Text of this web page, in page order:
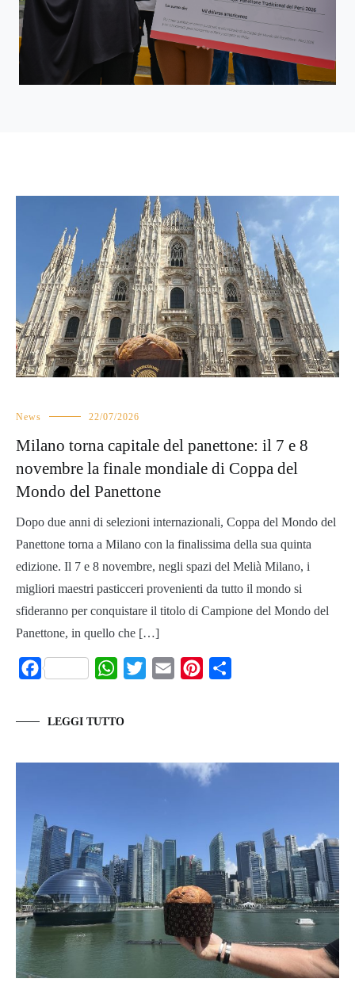
News 22/07/2026
Milano torna capitale del panettone: il 7 e 8
novembre la finale mondiale di Coppa del
Mondo del Panettone
Dopo due anni di selezioni internazionali, Coppa del Mondo del
Panettone torna a Milano con la finalissima della sua quinta
edizione. Il 7 e 8 novembre, negli spazi del Melià Milano, i
migliori maestri pasticceri provenienti da tutto il mondo si
sfideranno per conquistare il titolo di Campione del Mondo del
Panettone, in quello che […]
Facebook WhatsApp
Twitter Email Pinterest
LEGGI TUTTO